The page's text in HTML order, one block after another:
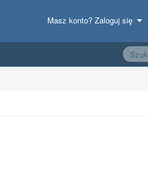
Masz konto? Zaloguj się